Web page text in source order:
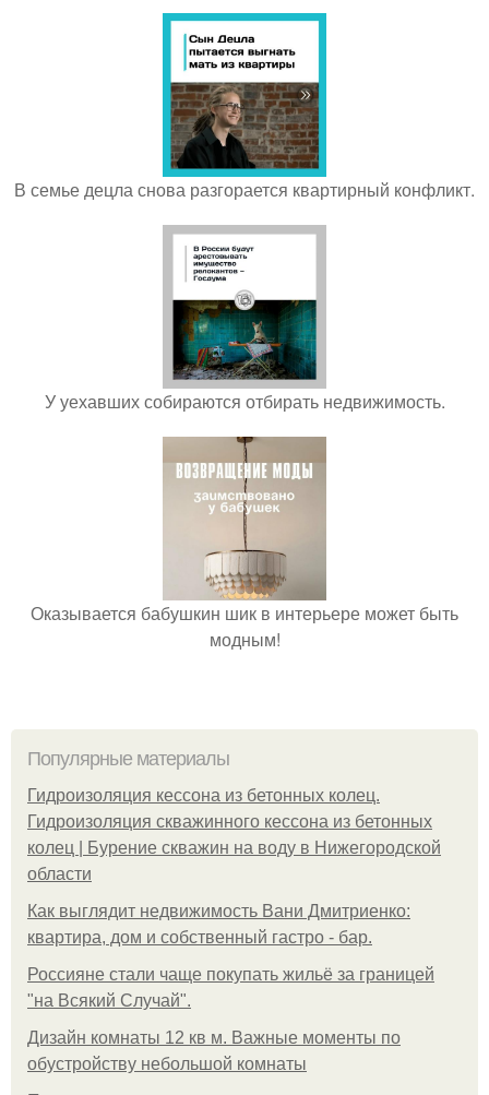
В семье децла снова разгорается квартирный конфликт.
У уехавших собираются отбирать недвижимость.
Оказывается бабушкин шик в интерьере может быть
модным!
Популярные материалы
Гидроизоляция кессона из бетонных колец.
Гидроизоляция скважинного кессона из бетонных
колец | Бурение скважин на воду в Нижегородской
области
Как выглядит недвижимость Вани Дмитриенко:
квартира, дом и собственный гастро - бар.
Россияне стали чаще покупать жильё за границей
"на Всякий Случай".
Дизайн комнаты 12 кв м. Важные моменты по
обустройству небольшой комнаты